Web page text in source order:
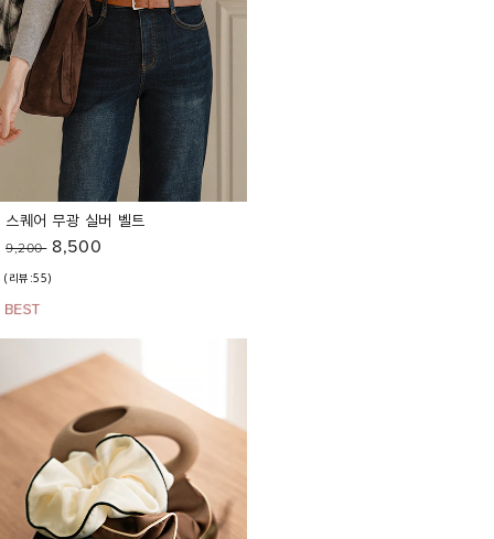
스퀘어 무광 실버 벨트
9,200 8,500
(리뷰:55)